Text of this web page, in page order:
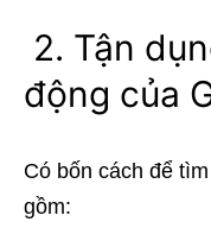
2. Tận
động của
Có bốn cách để
gồm: